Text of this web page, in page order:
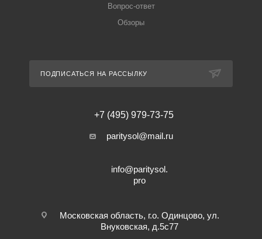
Вопрос-ответ
Обзоры
ПОДПИСАТЬСЯ НА РАССЫЛКУ
+7 (495) 979-73-75
paritysol@mail.ru
info@paritysol.
pro
Московская область, г.о. Одинцово, ул.
Внуковская, д.5с77